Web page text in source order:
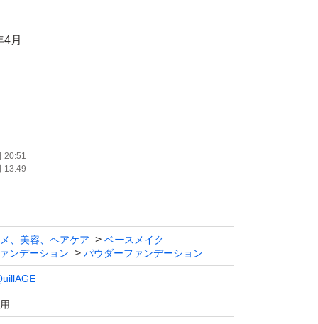
4月
うパケットポストminiでの発送を予定して
20:51
13:49
、美容、ヘアケア
ベースメイク
ンデーション
パウダーファンデーション